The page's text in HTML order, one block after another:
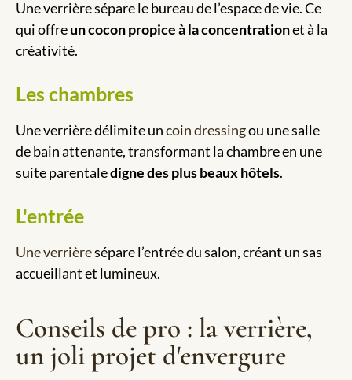
Une verrière sépare le bureau de l’espace de vie. Ce
qui offreun cocon propice à la concentrationet à la
créativité.
Les chambres
Une verrière délimite uncoin dressingou une salle
de bain attenante, transformant la chambre en une
suite parentaledigne des plus beaux hôtels.
L'entrée
Une verrièresépare l’entrée du salon, créant un sas
accueillant et lumineux.
Conseils de pro : la verrière,
un joli projet d'envergure